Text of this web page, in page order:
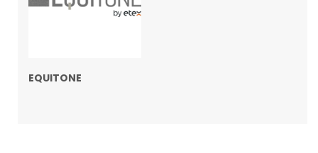
EQUITONE